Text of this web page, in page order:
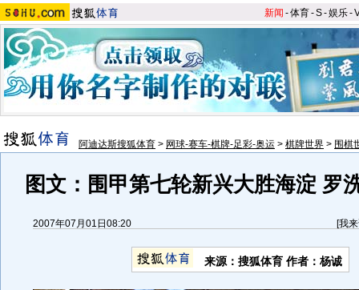
新闻 -体育-S-娱乐-
阿迪达斯搜狐体育 > 网球-赛车-棋牌-足彩-奥运 > 棋牌世界 > 围棋
图文：围甲第七轮新兴大胜海淀 罗
2007年07月01日08:20 [我
来源：搜狐体育 作者：杨诚